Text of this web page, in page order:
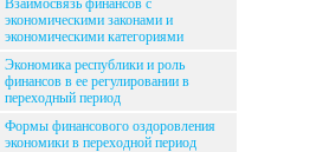
Взаимосвязь финансов с
экономическими законами и
экономическими категориями
Экономика республики и роль
финансов в ее регулировании в
переходный период
Формы финансового оздоровления
экономики в переходной период